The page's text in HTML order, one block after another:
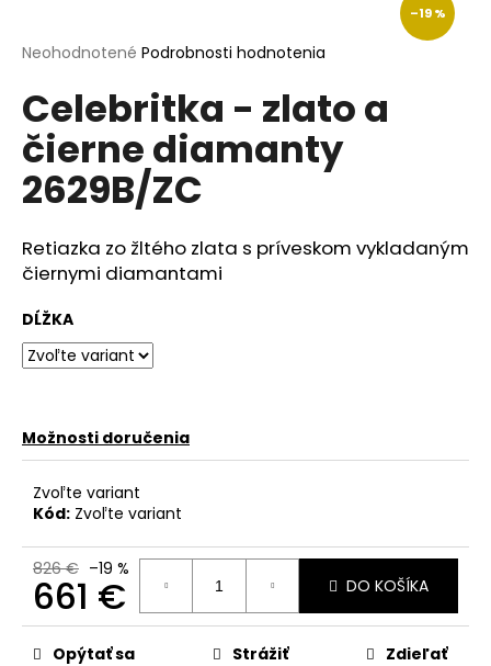
Priemerné
produktu
je
0,0
z
5
hviezdičiek.
Neohodnotené Podrobnosti hodnotenia
Celebritka - zlato a
čierne diamanty
2629B/ZC
Retiazka zo žltého zlata s príveskom vykladaným
čiernymi diamantami
DĹŽKA
Možnosti doručenia
Zvoľte variant
Kód: Zvoľte variant
826 € –19 %
661 €
Jednotková
cena:
DO KOŠÍKA
Opýtať sa Strážiť Zdieľať
–19 %
j
ť
?
HĽADAŤ
O
d
r
ú
č
a
m
e